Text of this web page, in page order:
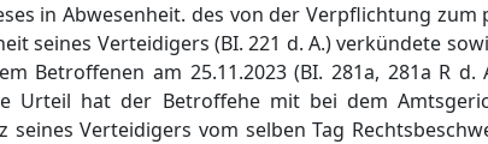
in Abwesenheit. des von der Verpflichtung
seines Verteidigers (BI. 221 d. A.) verkündete
Betroffenen am 25.11.2023 (BI. 281a, 281a R
Urteil hat der Betroffehe mit bei dem
seines Verteidigers vom selben Tag